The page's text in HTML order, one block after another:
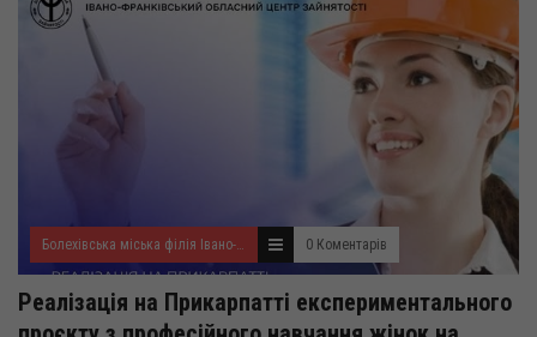
0 Коментарів
Реалізація на Прикарпатті експериментального